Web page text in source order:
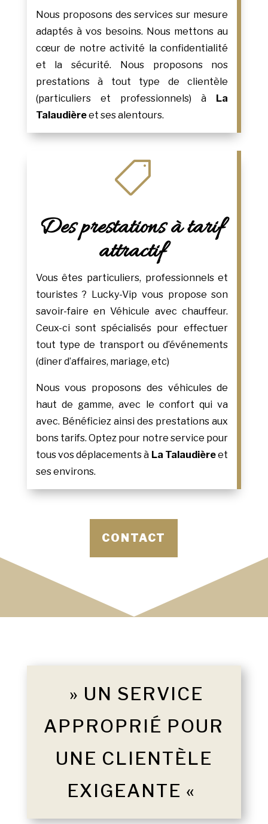
Nous proposons des services sur mesure
adaptés à vos besoins. Nous mettons au
cœur de notre activité la confidentialité
et la sécurité. Nous proposons nos
prestations à tout type de clientèle
(particuliers et professionnels) à La
Talaudièreet ses alentours.

Des prestations à tarif
attractif
Vous êtes particuliers, professionnels et
touristes ? Lucky-Vip vous propose son
savoir-faire en Véhicule avec chauffeur.
Ceux-ci sont spécialisés pour effectuer
tout type de transport ou d’événements
(dîner d’affaires, mariage, etc)
Nous vous proposons des véhicules de
haut de gamme, avec le confort qui va
avec. Bénéficiez ainsi des prestations aux
bons tarifs. Optez pour notre service pour
tous vos déplacements à La Talaudièreet
ses environs.
CONTACT
» UN SERVICE
APPROPRIÉ POUR
UNE CLIENTÈLE
EXIGEANTE «